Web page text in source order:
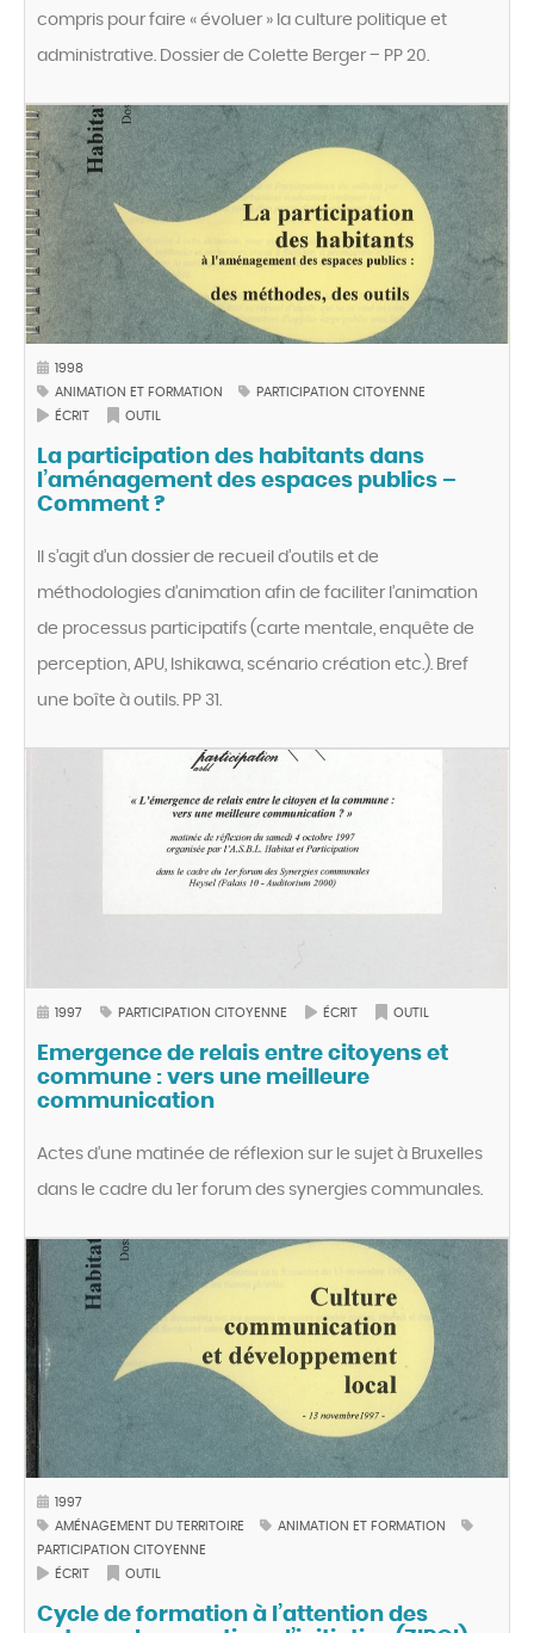
compris pour faire « évoluer » la culture politique et
administrative. Dossier de Colette Berger – PP 20.
1998
ANIMATION ET FORMATION
PARTICIPATION CITOYENNE
ÉCRIT
OUTIL
La participation des habitants dans
l’aménagement des espaces publics –
Comment ?
Il s’agit d’un dossier de recueil d’outils et de
méthodologies d’animation afin de faciliter l’animation
de processus participatifs (carte mentale, enquête de
perception, APU, Ishikawa, scénario création etc.). Bref
une boîte à outils. PP 31.
1997 PARTICIPATION CITOYENNE ÉCRIT OUTIL
Emergence de relais entre citoyens et
commune : vers une meilleure
communication
Actes d’une matinée de réflexion sur le sujet à Bruxelles
dans le cadre du 1er forum des synergies communales.
1997
AMÉNAGEMENT DU TERRITOIRE
ANIMATION ET FORMATION
PARTICIPATION CITOYENNE
ÉCRIT
OUTIL
Cycle de formation à l’attention des